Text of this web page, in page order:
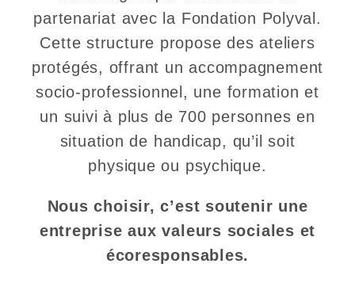
partenariat avec la Fondation Polyval.
Cette structure propose des ateliers
protégés, offrant un accompagnement
socio-professionnel, une formation et
un suivi à plus de 700 personnes en
situation de handicap, qu’il soit
physique ou psychique.
Nous choisir, c’est soutenir une
entreprise aux valeurs sociales et
écoresponsables.